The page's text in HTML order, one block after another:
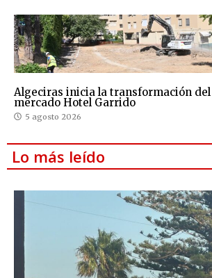
Algeciras inicia la transformación
mercado Hotel Garrido
5 agosto 2026
Lo más leído